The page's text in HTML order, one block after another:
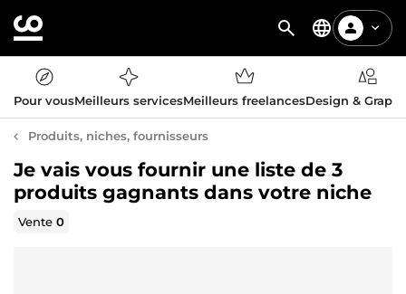
Pour vousMeilleurs servicesMeilleurs freelancesDesign &
Produits, niches, fournisseurs
Je vais vous fournir une liste de 3
produits gagnants dans votre niche
Vente0